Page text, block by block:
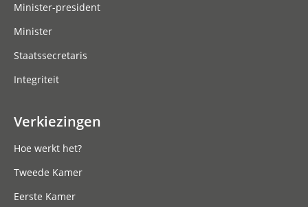
Minister-president
Minister
Staatssecretaris
Integriteit
Verkiezingen
Hoe werkt het?
Tweede Kamer
Eerste Kamer